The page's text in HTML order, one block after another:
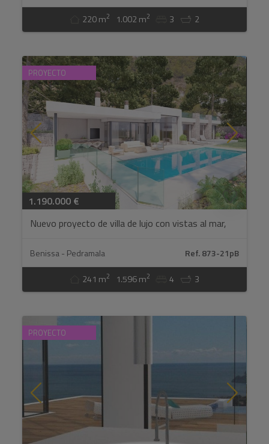
220 m2 1.002 m2 3 2
PROYECTO
1.190.000 €
Nuevo proyecto de villa de lujo con vistas al mar,
Benissa - Pedramala Ref. 873-21pB
241 m2 1.596 m2 4 3
PROYECTO